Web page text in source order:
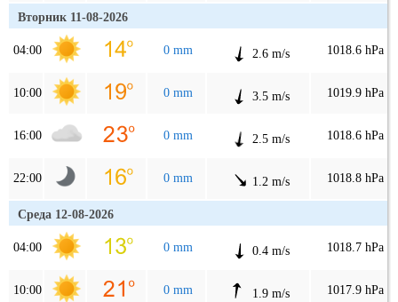
Вторник 11-08-2026
04:00 0 mm 2.6 m/s 1018.6 hPa
10:00 0 mm 3.5 m/s 1019.9 hPa
16:00 0 mm 2.5 m/s 1018.6 hPa
22:00 0 mm 1.2 m/s 1018.8 hPa
Среда 12-08-2026
04:00 0 mm 0.4 m/s 1018.7 hPa
10:00 0 mm 1.9 m/s 1017.9 hPa